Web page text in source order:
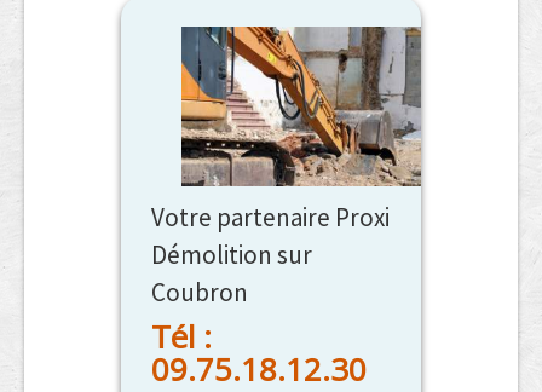
Votre partenaire Proxi
Démolition sur
Coubron
Tél :
09.75.18.12.30